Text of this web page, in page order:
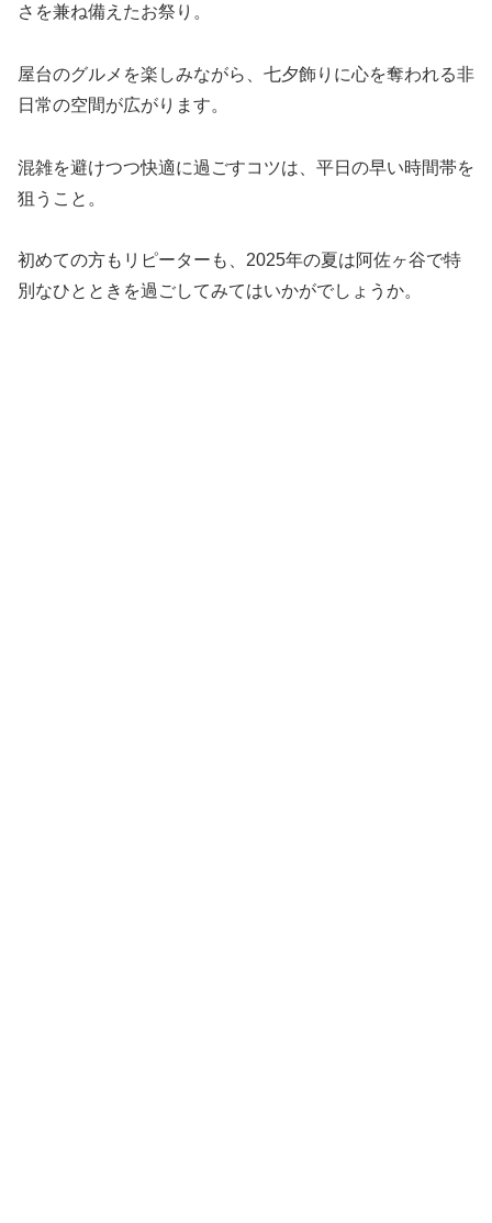
さを兼ね備えたお祭り。
屋台のグルメを楽しみながら、七夕飾りに心を奪われる非
日常の空間が広がります。
混雑を避けつつ快適に過ごすコツは、平日の早い時間帯を
狙うこと。
初めての方もリピーターも、2025年の夏は阿佐ヶ谷で特
別なひとときを過ごしてみてはいかがでしょうか。